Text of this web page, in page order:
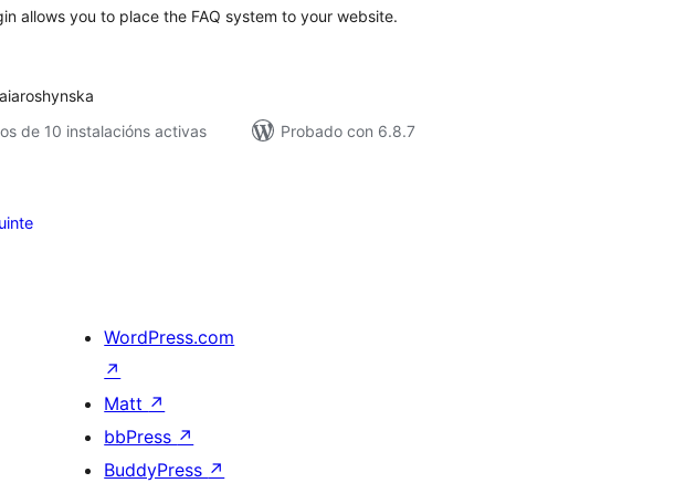
allows you to place the FAQ system to your website.
de 10 instalacións activas
Probado con 6.8.7
WordPress.com
↗
Matt ↗
bbPress ↗
BuddyPress ↗